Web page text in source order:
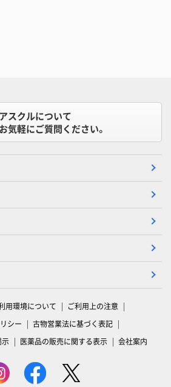
アスクルについて
お気軽にご質問ください。
用環境について
ご利用上の注意
シー
古物営業法に基づく表記
医薬品の販売に関する表示 会社案内